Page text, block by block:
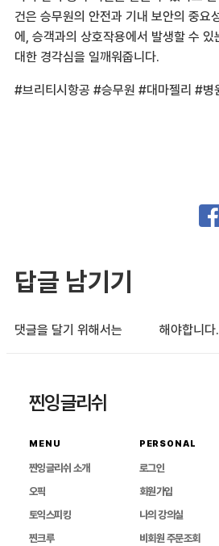
건은 승무원의 안전과 기내 보안의 중요
에, 승객과의 상호작용에서 발생할 수 있
대한 경각심을 일깨워줍니다.
#브리티시항공 #승무원 #대마젤리 #병
답글 남기기
댓글을 달기 위해서는 해야합니다.
찐잉글리쉬
MENU
찐잉글리쉬 소개
오픽
토익스피킹
찐크루
PERSONAL
로그인
회원가입
나의 강의실
비회원 주문조회